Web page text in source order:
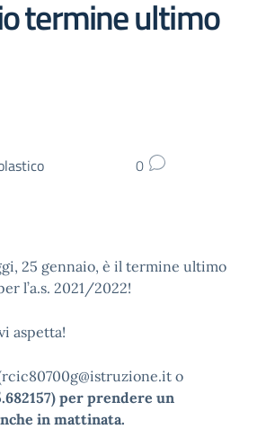
termine ultimo
0
25 gennaio, è il termine ultimo
l’a.s. 2021/2022!
aspetta!
o
per prendere un
in mattinata.